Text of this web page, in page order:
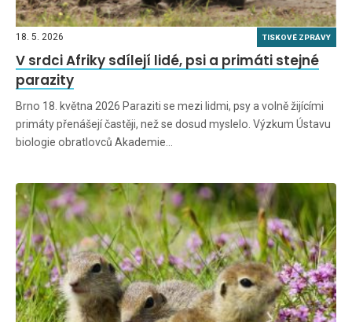
18. 5. 2026 TISKOVÉ ZPRÁVY
V srdci Afriky sdílejí lidé, psi a primáti stejné
parazity
Brno 18. května 2026 Paraziti se mezi lidmi, psy a volně žijícími
primáty přenášejí častěji, než se dosud myslelo. Výzkum Ústavu
biologie obratlovců Akademie…